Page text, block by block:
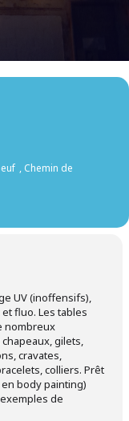
, Chemin de
UV (inoffensifs),
fluo. Les tables
nombreux
gilets,
cravates,
colliers. Prêt
body painting)
de